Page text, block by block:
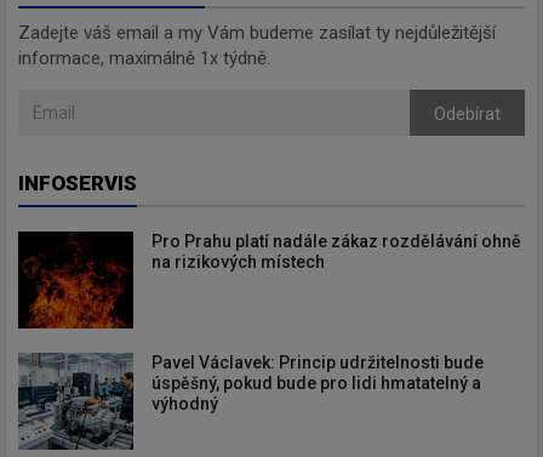
Zadejte váš email a my Vám budeme zasílat ty nejdůležitější
informace, maximálně 1x týdně.
Odebírat
INFOSERVIS
Pro Prahu platí nadále zákaz rozdělávání ohně
na rizikových místech
Pavel Václavek: Princip udržitelnosti bude
úspěšný, pokud bude pro lidi hmatatelný a
výhodný